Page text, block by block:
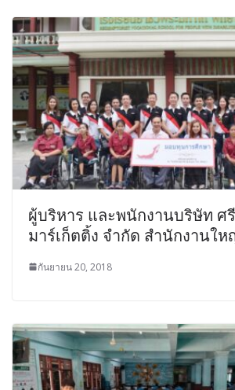
ผู้บริหาร และพนักงานบริษัท ศ
มาร์เก็ตติ้ง จำกัด สำนักงานใ
กันยายน 20, 2018